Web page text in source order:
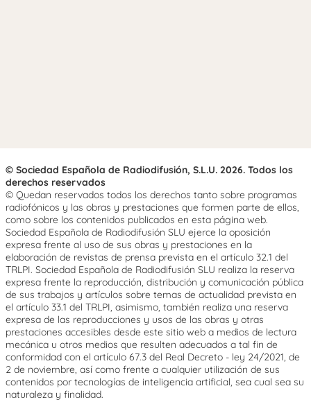
© Sociedad Española de Radiodifusión, S.L.U. 2026. Todos los
derechos reservados
© Quedan reservados todos los derechos tanto sobre programas
radiofónicos y las obras y prestaciones que formen parte de ellos,
como sobre los contenidos publicados en esta página web.
Sociedad Española de Radiodifusión SLU ejerce la oposición
expresa frente al uso de sus obras y prestaciones en la
elaboración de revistas de prensa prevista en el artículo 32.1 del
TRLPI. Sociedad Española de Radiodifusión SLU realiza la reserva
expresa frente la reproducción, distribución y comunicación pública
de sus trabajos y artículos sobre temas de actualidad prevista en
el artículo 33.1 del TRLPI, asimismo, también realiza una reserva
expresa de las reproducciones y usos de las obras y otras
prestaciones accesibles desde este sitio web a medios de lectura
mecánica u otros medios que resulten adecuados a tal fin de
conformidad con el artículo 67.3 del Real Decreto - ley 24/2021, de
2 de noviembre, así como frente a cualquier utilización de sus
contenidos por tecnologías de inteligencia artificial, sea cual sea su
naturaleza y finalidad.